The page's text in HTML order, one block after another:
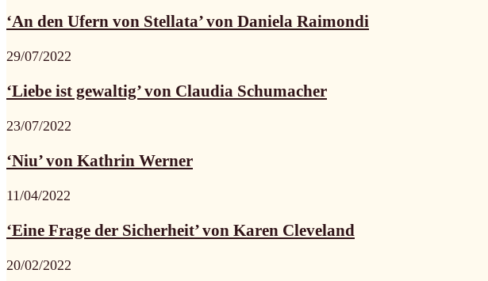
‘An den Ufern von Stellata’ von Daniela Raimondi
29/07/2022
‘Liebe ist gewaltig’ von Claudia Schumacher
23/07/2022
‘Niu’ von Kathrin Werner
11/04/2022
‘Eine Frage der Sicherheit’ von Karen Cleveland
20/02/2022